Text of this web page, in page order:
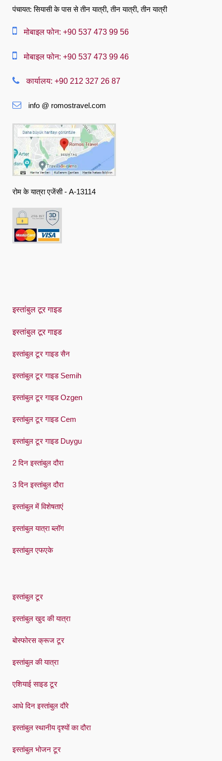
English
Dansk
Nederlands
Slovenská
Français
Deutsch
Ελληνική
हिंदी
Magyar
Indonesia
Polski
Português
Русский
Türkçe
Український
Việt
पंचायत: सियासी के पास से तीन यात्री, तीन यात्री, तीन यात्री
मोबाइल फोन: +90 537 473 99 56
मोबाइल फोन: +90 537 473 99 46
कार्यालय: +90 212 327 26 87
info @ romostravel.com
रोम के यात्रा एजेंसी - A-13114
इस्तांबुल टूर गाइड
इस्तांबुल टूर गाइड
इस्तांबुल टूर गाइड सैन
इस्तांबुल टूर गाइड Semih
इस्तांबुल टूर गाइड Ozgen
इस्तांबुल टूर गाइड Cem
इस्तांबुल टूर गाइड Duygu
2 दिन इस्तांबुल दौरा
3 दिन इस्तांबुल दौरा
इस्तांबुल में विशेषताएं
इस्तांबुल यात्रा ब्लॉग
इस्तांबुल एफएके
इस्तांबुल टूर
इस्तांबुल खुद की यात्रा
बोस्फोरस क्रूज टूर
इस्तांबुल की यात्रा
एशियाई साइड टूर
आधे दिन इस्तांबुल दौरे
इस्तांबुल स्थानीय दृश्यों का दौरा
इस्तांबुल भोजन टूर